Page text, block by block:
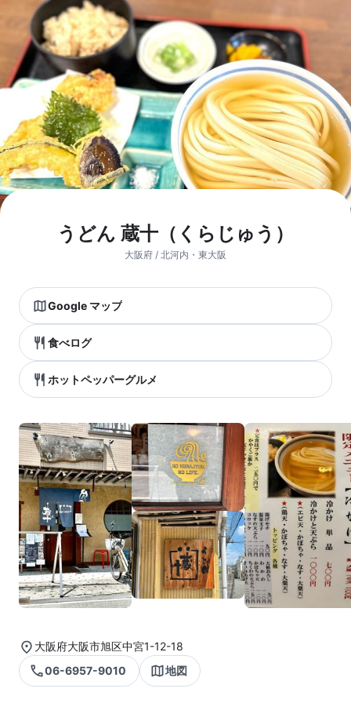
うどん 蔵十（くらじゅう）
大阪府 / 北河内・東大阪
Google マップ
食べログ
ホットペッパーグルメ
大阪府大阪市旭区中宮1-12-18
06-6957-9010
地図